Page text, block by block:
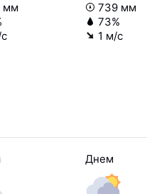
мм
739 мм
73%
1 м/с
Днем